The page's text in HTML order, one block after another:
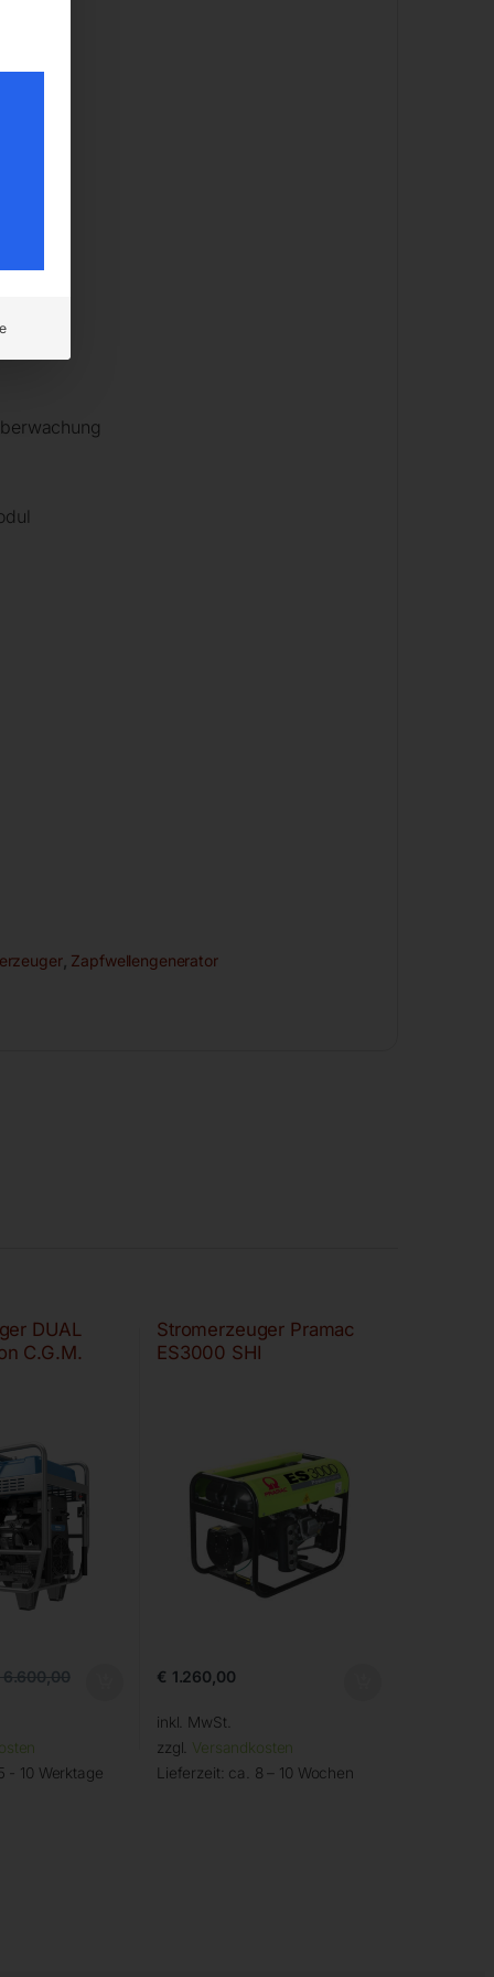
, Zapfwellengenerator
DUAL
C.G.M.
- 10 Werktage
Stromerzeuger Pramac
ES3000 SHI
€ 1.260,00
inkl. MwSt.
zzgl. Versandkosten
Lieferzeit: ca. 8 – 10 Wochen